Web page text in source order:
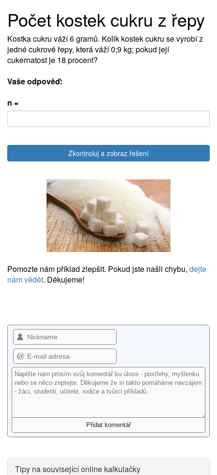
Počet kostek cukru z řepy
Kostka cukru váží 6 gramů. Kolik kostek cukru se vyrobí z
jedné cukrové řepy, která váží 0;9 kg; pokud její
cukernatost je 18 procent?
Vaše odpověď:
n =
Zkontroluj a zobraz řešení
Pomozte nám příklad zlepšit. Pokud jste našli chybu, dejte
nám vědět. Děkujeme!
Tipy na související online kalkulačky